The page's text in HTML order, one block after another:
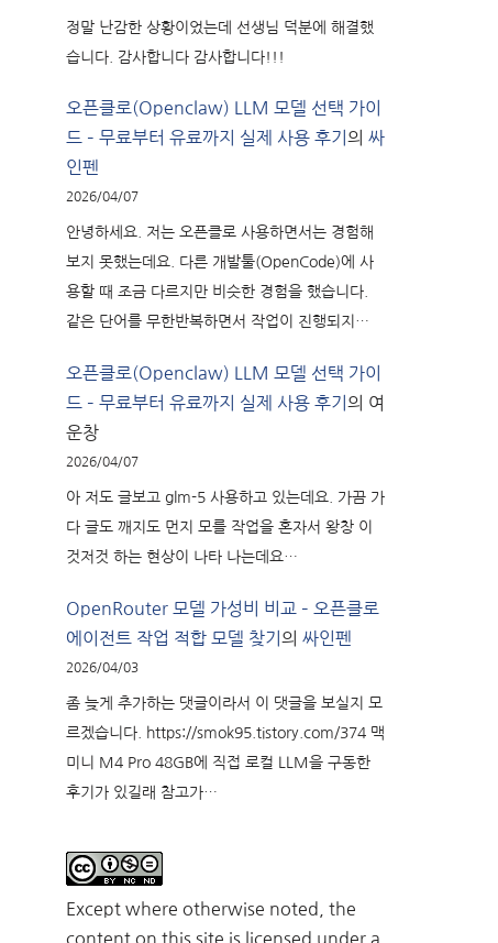
정말 난감한 상황이었는데 선생님 덕분에 해결했
습니다. 감사합니다 감사합니다!!!
오픈클로(Openclaw) LLM 모델 선택 가이
드 – 무료부터 유료까지 실제 사용 후기 의 싸
인펜
2026/04/07
안녕하세요. 저는 오픈클로 사용하면서는 경험해
보지 못했는데요. 다른 개발툴(OpenCode)에 사
용할 때 조금 다르지만 비슷한 경험을 했습니다.
같은 단어를 무한반복하면서 작업이 진행되지…
오픈클로(Openclaw) LLM 모델 선택 가이
드 – 무료부터 유료까지 실제 사용 후기 의 여
운창
2026/04/07
아 저도 글보고 glm-5 사용하고 있는데요. 가끔 가
다 글도 깨지도 먼지 모를 작업을 혼자서 왕창 이
것저것 하는 현상이 나타 나는데요…
OpenRouter 모델 가성비 비교 – 오픈클로
에이전트 작업 적합 모델 찾기 의 싸인펜
2026/04/03
좀 늦게 추가하는 댓글이라서 이 댓글을 보실지 모
르겠습니다. https://smok95.tistory.com/374 맥
미니 M4 Pro 48GB에 직접 로컬 LLM을 구동한
후기가 있길래 참고가…
Except where otherwise noted, the
content on this site is licensed under a